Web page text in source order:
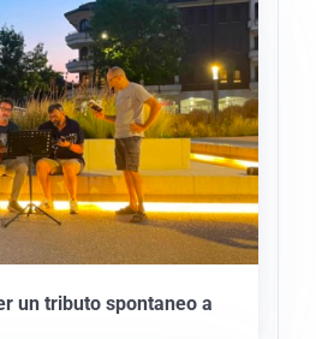
un tributo spontaneo a